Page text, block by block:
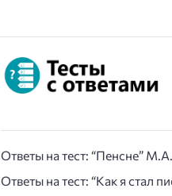
Ответы на тест: “Пенсне”
Ответы на тест: “Как я стал